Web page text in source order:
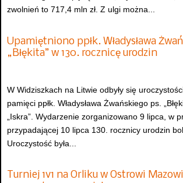
zwolnień to 717,4 mln zł. Z ulgi można...
Upamiętniono ppłk. Władysława
„Błękita” w 130. rocznicę urodzin
W Widziszkach na Litwie odbyły się
pamięci ppłk. Władysława Żwańskiego ps.
„Iskra”. Wydarzenie zorganizowano 9 lipca, w
przypadającej 10 lipca 130. rocznicy urodzin
Uroczystość była...
Turniej 1v1 na Orliku w Ostrowi